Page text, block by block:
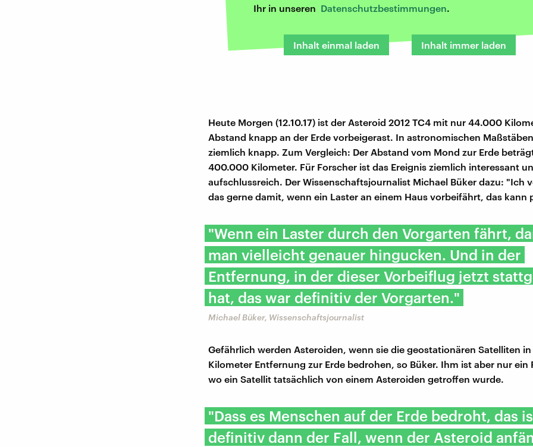
Ihr in unseren Datenschutzbestimmungen.
Inhalt einmal laden Inhalt immer laden
Heute Morgen (12.10.17) ist der Asteroid 2012 TC4 mit nur 44.000
Abstand knapp an der Erde vorbeigerast. In astronomischen
ziemlich knapp. Zum Vergleich: Der Abstand vom Mond zur Erde
400.000 Kilometer. Für Forscher ist das Ereignis ziemlich interessant
aufschlussreich. Der Wissenschaftsjournalist Michael Büker dazu: "Ich
das gerne damit, wenn ein Laster an einem Haus vorbeifährt, das kann
"Wenn ein Laster durch den Vorgarten fährt,
man vielleicht genauer hingucken. Und in der
Entfernung, in der dieser Vorbeiflug jetzt
hat, das war definitiv der Vorgarten."
Michael Büker, Wissenschaftsjournalist
Gefährlich werden Asteroiden, wenn sie die geostationären Satelliten
Kilometer Entfernung zur Erde bedrohen, so Büker. Ihm ist aber nur ein
wo ein Satellit tatsächlich von einem Asteroiden getroffen wurde.
"Dass es Menschen auf der Erde bedroht, das
definitiv dann der Fall, wenn der Asteroid